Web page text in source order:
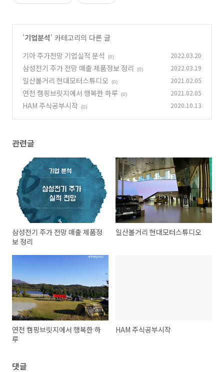
'기업분석' 카테고리의 다른 글
기아 주가전망 기업실적 분석
(0) 2022.03.20
삼성전기 주가 전망 매출 제품정보 정리 (0) 2022.03.19
일산볼거리 현대모터스튜디오 (0) 2021.02.05
연천 캠핑브릿지에서 행복한 하루 (0) 2021.02.05
HAM 주식공부시작 (0) 2020.10.13
관련글
삼성전기 주가 전망 매출 제품정
보 정리
일산볼거리 현대모터스튜디오
연천 캠핑브릿지에서 행복한 하
루
HAM 주식공부시작
댓글